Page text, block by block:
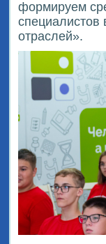
формируем
специалистов
отраслей».